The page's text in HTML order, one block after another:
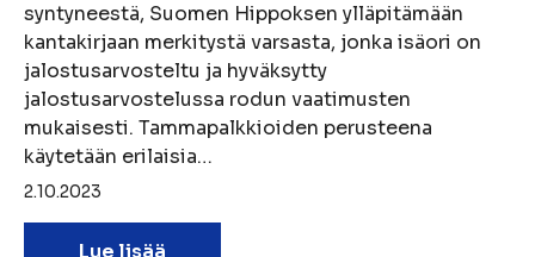
syntyneestä, Suomen Hippoksen ylläpitämään
kantakirjaan merkitystä varsasta, jonka isäori on
jalostusarvosteltu ja hyväksytty
jalostusarvostelussa rodun vaatimusten
mukaisesti. Tammapalkkioiden perusteena
käytetään erilaisia…
2.10.2023
Lue lisää